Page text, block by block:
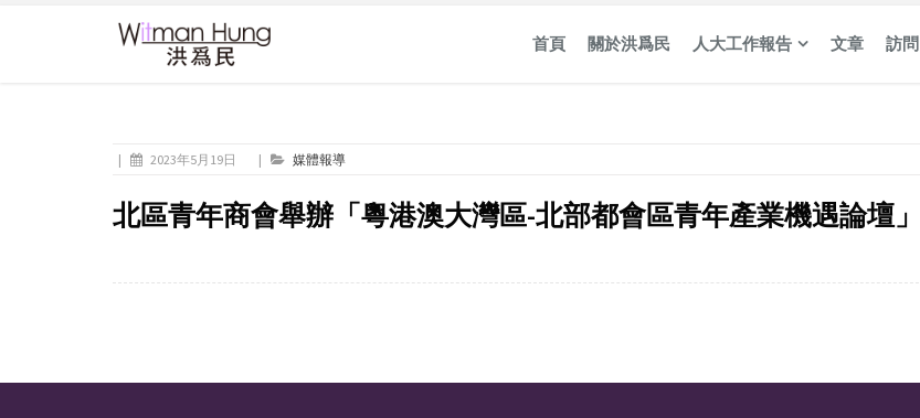
首頁 關於洪爲民 人大工作報告 文章 訪問
| 2023年5月19日 | 媒體報導
北區青年商會舉辦「粵港澳大灣區-北部都會區青年產業機遇論壇」